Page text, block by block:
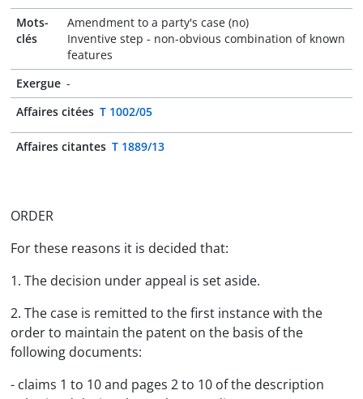
Mots-
clés
Amendment to a party's case (no)
Inventive step - non-obvious combination of known
features
Exergue -
Affaires citées T 1002/05
Affaires citantes T 1889/13
ORDER
For these reasons it is decided that:
1. The decision under appeal is set aside.
2. The case is remitted to the first instance with the
order to maintain the patent on the basis of the
following documents:
- claims 1 to 10 and pages 2 to 10 of the description